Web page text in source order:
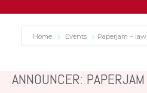
Home Events Paperjam – law
ANNOUNCER: PAPERJAM